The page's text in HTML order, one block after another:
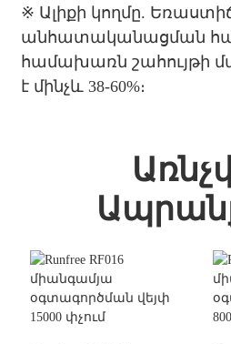
※ Ալիքի կողմը.
անհատականացման
համախառն շահույթի
է մինչև 38-60%։